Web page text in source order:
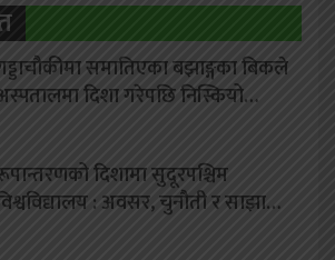
समातिएका बझाङ्गका बिकले
दिशा गरेपछि निस्कियो…
दिशामा सुदूरपश्चिम
: अवसर, चुनौती र साझा…